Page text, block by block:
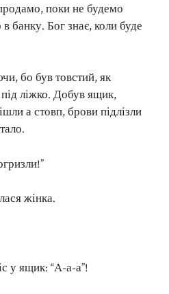
поки не будемо
банку. Бог знає, коли буде
бо був товстий, як
ліжко. Добув ящик,
а стовп, брови підлізли
жінка.
у ящик: “А-а-а”!